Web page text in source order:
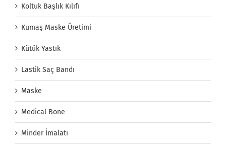
Koltuk Başlık Kılıfı
Kumaş Maske Üretimi
Kütük Yastık
Lastik Saç Bandı
Maske
Medical Bone
Minder İmalatı